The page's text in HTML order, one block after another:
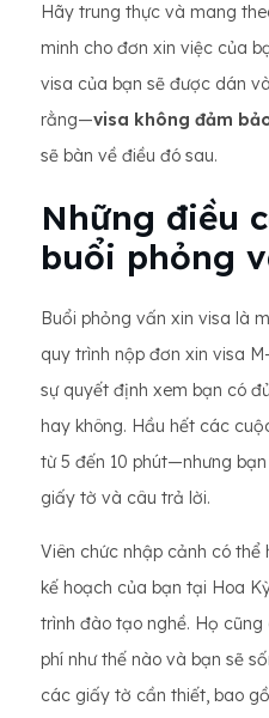
Hãy trung thực và mang
minh cho đơn xin việc của
visa của bạn sẽ được dán
rằng—visa không đảm
sẽ bàn về điều đó sau.
Những điều
buổi phỏng
Buổi phỏng vấn xin visa là
quy trình nộp đơn xin visa
sự quyết định xem bạn có
hay không. Hầu hết các
từ 5 đến 10 phút—nhưng
giấy tờ và câu trả lời.
Viên chức nhập cảnh có
kế hoạch của bạn tại Hoa
trình đào tạo nghề. Họ
phí như thế nào và bạn sẽ
các giấy tờ cần thiết, bao